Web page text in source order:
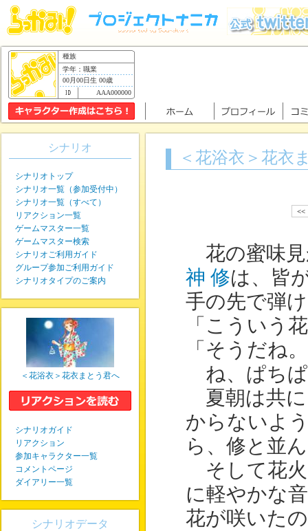
種族
学年：職業
00月00日生 00歳
AAA000000
＜花浴衣＞花衣
<<
花の蜜味見
神 修は、皆
手の先で弾
「こういう
「そうだね
ね、ぱち
夏朝は共に
からないよ
ら、修と並
そして花火
に軽やかな
花が咲いた
シナリオ
シナリオトップ
シナリオ一覧（参加受付中）
シナリオ一覧（すべて）
リアクション一覧
ゲームマスター一覧
ゲームマスター検索
シナリオご利用ガイド
グループ参加ご利用ガイド
シナリオタイプのご案内
＜花浴衣＞花衣まとう君へ
シナリオガイド
リアクション
参加キャラクター一覧
コメントページ
ダイアリー一覧
シナリオデータ